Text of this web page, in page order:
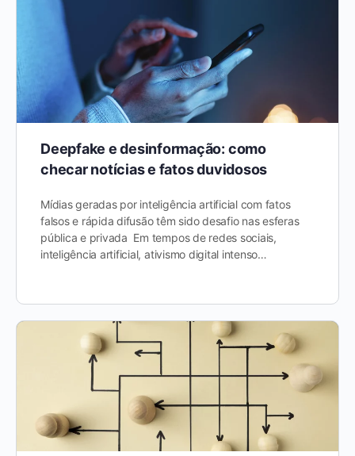
Deepfake e desinformação: como
checar notícias e fatos duvidosos
Mídias geradas por inteligência artificial com fatos
falsos e rápida difusão têm sido desafio nas esferas
pública e privada Em tempos de redes sociais,
inteligência artificial, ativismo digital intenso…